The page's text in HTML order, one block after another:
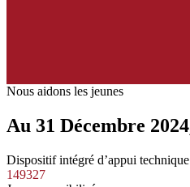
Nous aidons les jeunes
Au 31 Décembre 2024
Dispositif intégré d’appui
149327